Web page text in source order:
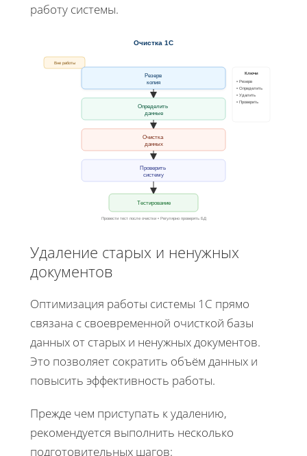
работу системы.
Очистка 1С
Вне работы
Резерв
копия
Определить
данные
Очистка
данных
Проверить
систему
Тестирование
Ключи
• Резерв
• Определить
• Удалить
• Проверить
Провести тест после очистки • Регулярно проверять БД
Удаление старых и ненужных
документов
Оптимизация работы системы 1С прямо
связана с своевременной очисткой базы
данных от старых и ненужных документов.
Это позволяет сократить объём данных и
повысить эффективность работы.
Прежде чем приступать к удалению,
рекомендуется выполнить несколько
подготовительных шагов: